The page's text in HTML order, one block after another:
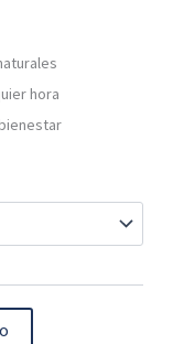
hora